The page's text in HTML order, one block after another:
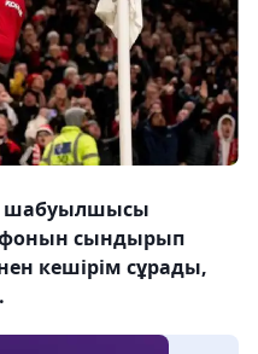
шабуылшысы
сындырып
кешірім сұрады,